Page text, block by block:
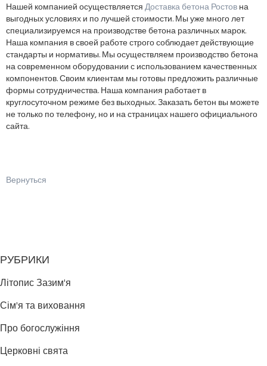
Нашей компанией осуществляетсяДоставка бетона Ростовна
выгодных условиях и по лучшей стоимости. Мы уже много лет
специализируемся на производстве бетона различных марок.
Наша компания в своей работе строго соблюдает действующие
стандарты и нормативы. Мы осуществляем производство бетона
на современном оборудовании с использованием качественных
компонентов. Своим клиентам мы готовы предложить различные
формы сотрудничества. Наша компания работает в
круглосуточном режиме без выходных. Заказать бетон вы можете
не только по телефону, но и на страницах нашего официального
сайта.
Вернуться
РУБРИКИ
Літопис Зазим'я
Сім'я та виховання
Про богослужіння
Церковні свята